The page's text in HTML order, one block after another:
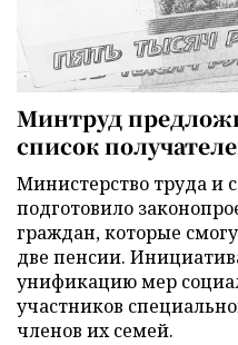
Минтруд
список
Министерство труда и
подготовило
граждан, которые
две пенсии.
унификацию мер
участников
членов их семей.